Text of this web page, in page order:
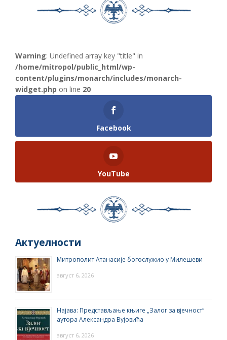
Warning: Undefined array key "title" in
/home/mitropol/public_html/wp-
content/plugins/monarch/includes/monarch-
widget.php on line 20
Facebook
YouTube
Актуелности
Митрополит Атанасије богослужио у Милешеви
август 6, 2026
Најава: Представљање књиге „Залог за вјечност“
аутора Александра Вујовића
август 6, 2026